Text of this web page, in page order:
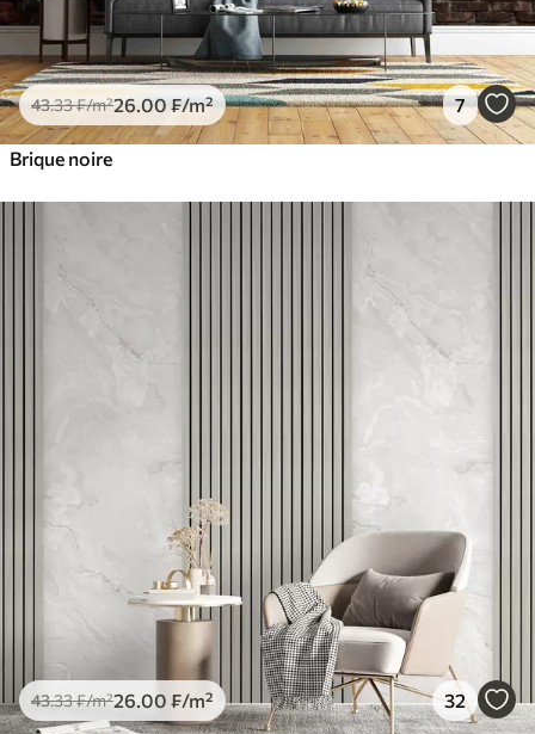
43.33₣/m²26.00 ₣/m² 7
Brique noire
43.33₣/m²26 .00 ₣/m² 32